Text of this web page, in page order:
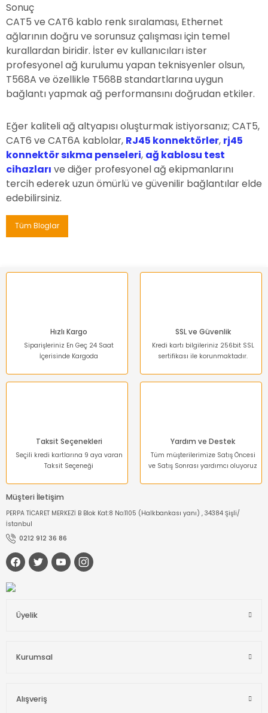
Sonuç
CAT5 ve CAT6 kablo renk sıralaması, Ethernet
ağlarının doğru ve sorunsuz çalışması için temel
kurallardan biridir. İster ev kullanıcıları ister
profesyonel ağ kurulumu yapan teknisyenler olsun,
T568A ve özellikle T568B standartlarına uygun
bağlantı yapmak ağ performansını doğrudan etkiler.
Eğer kaliteli ağ altyapısı oluşturmak istiyorsanız; CAT5,
CAT6 ve CAT6A kablolar, RJ45 konnektörler, rj45
konnektör sıkma penseleri, ağ kablosu test
cihazları ve diğer profesyonel ağ ekipmanlarını
tercih ederek uzun ömürlü ve güvenilir bağlantılar elde
edebilirsiniz.
Tüm Bloglar
Hızlı Kargo
Siparişleriniz En Geç 24 Saat
İçerisinde Kargoda
SSL ve Güvenlik
Kredi kartı bilgileriniz 256bit SSL
sertifikası ile korunmaktadır.
Taksit Seçenekleri
Seçili kredi kartlarına 9 aya varan
Taksit Seçeneği
Yardım ve Destek
Tüm müşterilerimize Satış Öncesi
ve Satış Sonrası yardımcı oluyoruz
Müşteri İletişim
PERPA TİCARET MERKEZİ B Blok Kat:8 No:1105 (Halkbankası yanı) , 34384 Şişli/
İstanbul
0212 912 36 86
Üyelik
Kurumsal
Alışveriş